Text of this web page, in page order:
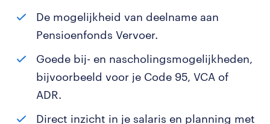
De mogelijkheid van deelname aan
Pensioenfonds Vervoer.
Goede bij- en nascholingsmogelijkheden,
bijvoorbeeld voor je Code 95, VCA of
ADR.
Direct inzicht in je salaris en planning met